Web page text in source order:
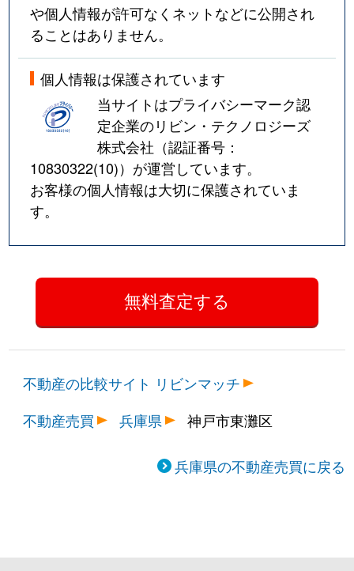
や個人情報が許可なくネットなどに公開され
ることはありません。
個人情報は保護されています
当サイトはプライバシーマーク認
定企業のリビン・テクノロジーズ
株式会社（認証番号：
10830322(10)）が運営しています。
お客様の個人情報は大切に保護されていま
す。
不動産の比較サイト リビンマッチ
不動産売買
兵庫県 神戸市東灘区
兵庫県の不動産売買に戻る